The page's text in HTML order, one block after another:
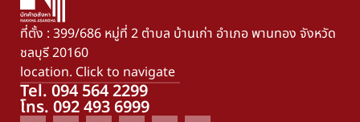
ที่ตั้ง : 399/686 หมู่ที่ 2 ตำบล บ้านเก่า อำเภอ พานทอง จังหวัด
ชลบุรี 20160
location. Click to navigate
Tel. 094 564 2299
โทร. 092 493 6999